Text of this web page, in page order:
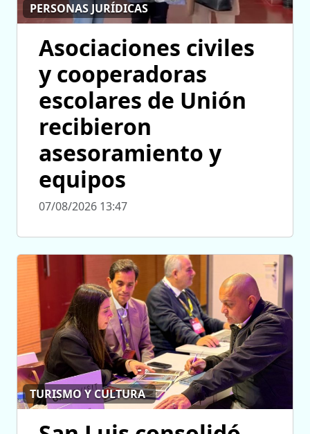
PERSONAS JURÍDICAS
Asociaciones civiles
y cooperadoras
escolares de Unión
recibieron
asesoramiento y
equipos
07/08/2026 13:47
TURISMO Y CULTURA